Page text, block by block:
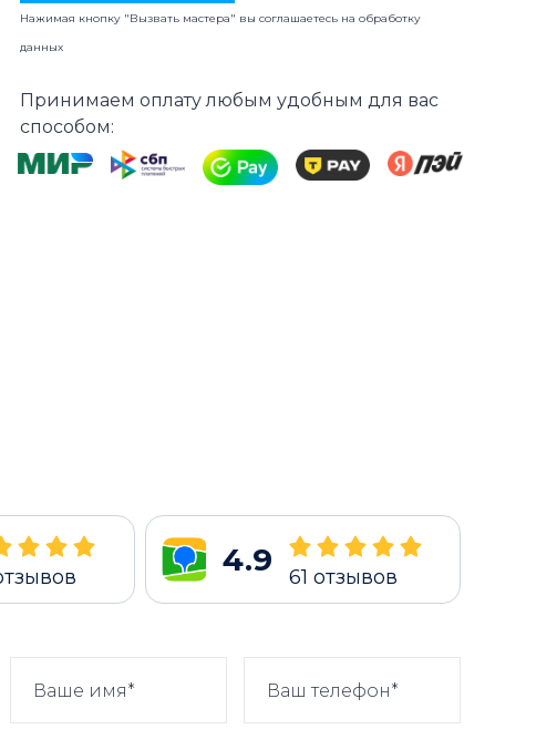
Нажимая кнопку "Вызвать мастера" вы соглашаетесь наобработку
данных
Принимаем оплату любым удобным для вас
способом:
4.9 61 отзывов